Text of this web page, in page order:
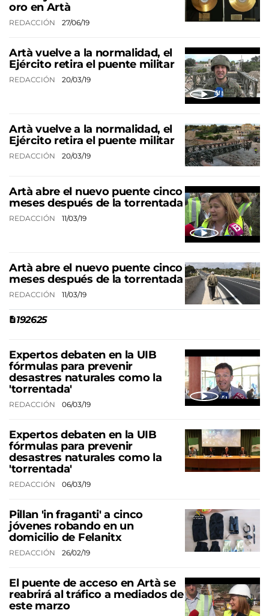
oro en Artà
REDACCIÓN 27/06/19
Artà vuelve a la normalidad, el
Ejército retira el puente militar
REDACCIÓN 20/03/19
Artà vuelve a la normalidad, el
Ejército retira el puente militar
REDACCIÓN 20/03/19
Artà abre el nuevo puente cinco
meses después de la torrentada
REDACCIÓN 11/03/19
Artà abre el nuevo puente cinco
meses después de la torrentada
REDACCIÓN 11/03/19
192625
Expertos debaten en la UIB
fórmulas para prevenir
desastres naturales como la
'torrentada'
REDACCIÓN 06/03/19
Expertos debaten en la UIB
fórmulas para prevenir
desastres naturales como la
'torrentada'
REDACCIÓN 06/03/19
Pillan 'in fraganti' a cinco
jóvenes robando en un
domicilio de Felanitx
REDACCIÓN 26/02/19
El puente de acceso en Artà se
reabrirá al tráfico a mediados de
este marzo